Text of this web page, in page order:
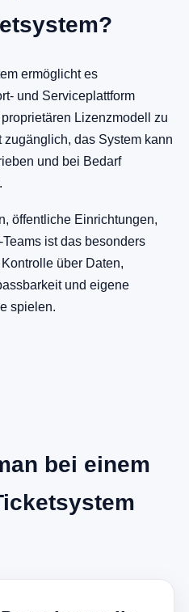
ermöglicht es
und Serviceplattform
Lizenzmodell zu
das System kann
und bei Bedarf
öffentliche Einrichtungen,
ist das besonders
über Daten,
und eigene
spielen.
bei einem